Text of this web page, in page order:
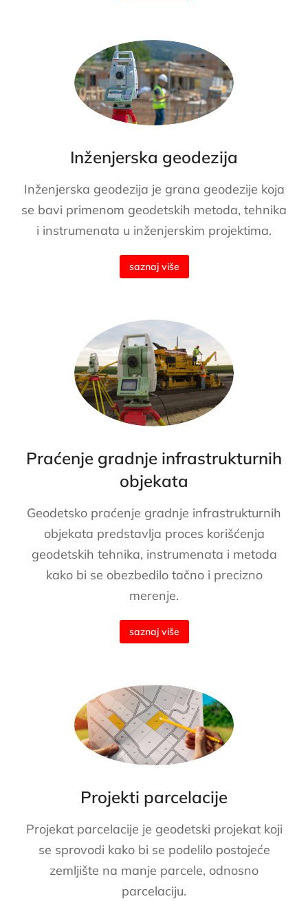
Inženjerska geodezija
Inženjerska geodezija je grana geodezije koja
se bavi primenom geodetskih metoda, tehnika
i instrumenata u inženjerskim projektima.
saznaj više
Praćenje gradnje infrastrukturnih
objekata
Geodetsko praćenje gradnje infrastrukturnih
objekata predstavlja proces korišćenja
geodetskih tehnika, instrumenata i metoda
kako bi se obezbedilo tačno i precizno
merenje.
saznaj više
Projekti parcelacije
Projekat parcelacije je geodetski projekat koji
se sprovodi kako bi se podelilo postojeće
zemljište na manje parcele, odnosno
parcelaciju.